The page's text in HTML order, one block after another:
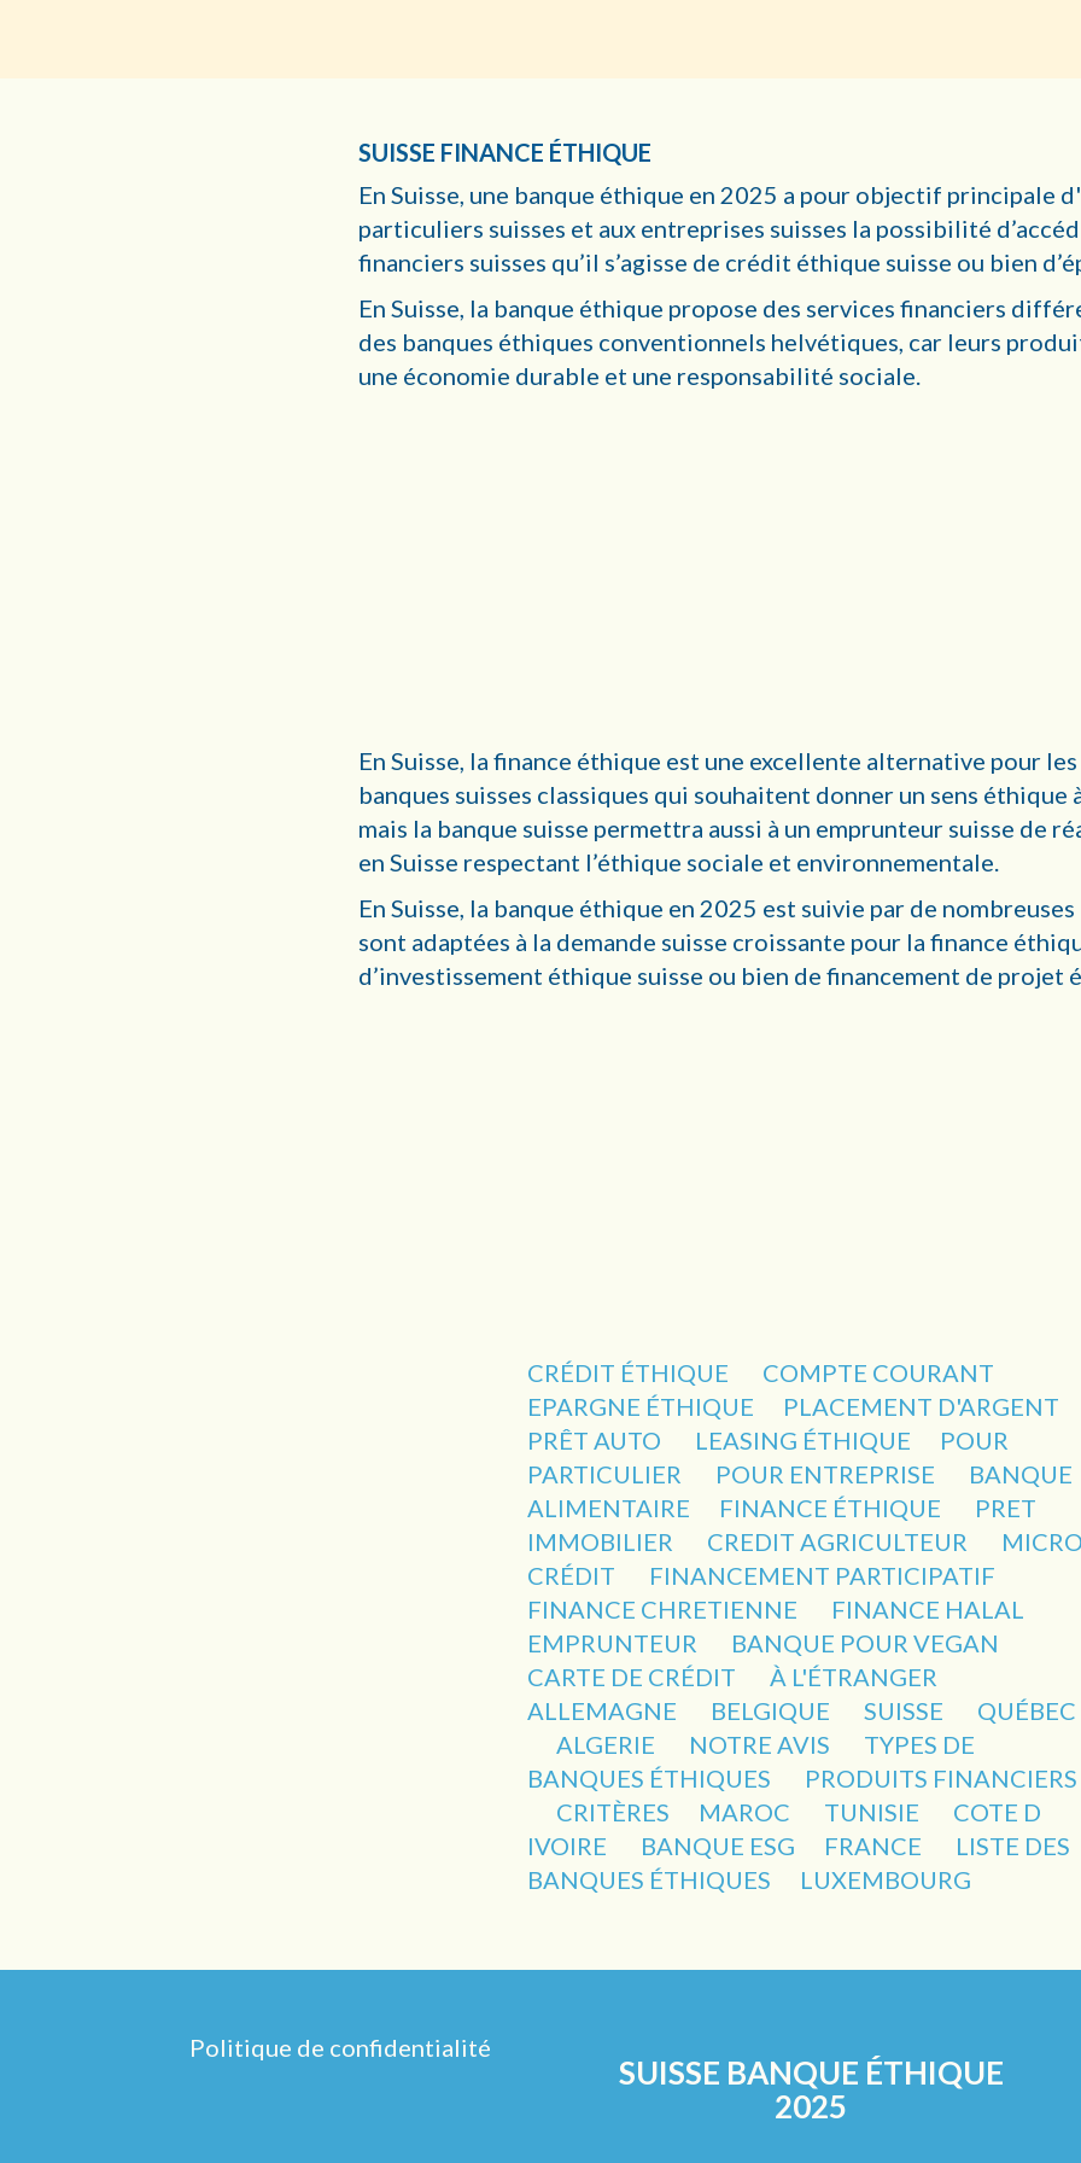
SUISSE FINANCE ÉTHIQUE
En Suisse, une banque éthique en 2025 a pour objectif principale
particuliers suisses et aux entreprises suisses la possibilité
financiers suisses qu’il s’agisse de crédit éthique suisse ou bien
En Suisse, la banque éthique propose des services financiers
des banques éthiques conventionnels helvétiques, car leurs
une économie durable et une responsabilité sociale.
En Suisse, la finance éthique est une excellente alternative pour
banques suisses classiques qui souhaitent donner un sens éthique
mais la banque suisse permettra aussi à un emprunteur suisse de
en Suisse respectant l’éthique sociale et environnementale.
En Suisse, la banque éthique en 2025 est suivie par de
sont adaptées à la demande suisse croissante pour la finance
d’investissement éthique suisse ou bien de financement de projet
CRÉDIT ÉTHIQUE
COMPTE COURANT
EPARGNE ÉTHIQUE
PLACEMENT D'ARGENT
PRÊT AUTO
LEASING ÉTHIQUE
POUR
PARTICULIER
POUR ENTREPRISE
BANQUE
ALIMENTAIRE
FINANCE ÉTHIQUE
PRET
IMMOBILIER
CREDIT AGRICULTEUR
CRÉDIT
FINANCEMENT PARTICIPATIF
FINANCE CHRETIENNE
FINANCE HALAL
EMPRUNTEUR
BANQUE POUR VEGAN
CARTE DE CRÉDIT
À L'ÉTRANGER
ALLEMAGNE
BELGIQUE SUISSE
QUÉBEC
ALGERIE
NOTRE AVIS
TYPES DE
BANQUES ÉTHIQUES
PRODUITS FINANCIERS
CRITÈRES
MAROC TUNISIE
COTE D
IVOIRE
BANQUE ESG FRANCE
LISTE DES
BANQUES ÉTHIQUES
LUXEMBOURG
Politique de confidentialité
SUISSE BANQUE ÉTHIQUE
2025